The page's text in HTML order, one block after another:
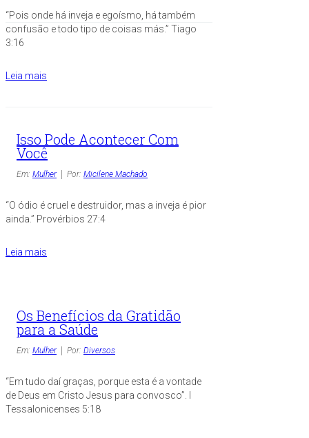
“Pois onde há inveja e egoísmo, há também
confusão e todo tipo de coisas más.” Tiago
3:16
Leia mais
Isso Pode Acontecer Com
Você
Em: Mulher Por: Micilene Machado
“O ódio é cruel e destruidor, mas a inveja é pior
ainda.” Provérbios 27:4
Leia mais
Os Benefícios da Gratidão
para a Saúde
Em: Mulher Por: Diversos
“Em tudo daí graças, porque esta é a vontade
de Deus em Cristo Jesus para convosco”. I
Tessalonicenses 5:18